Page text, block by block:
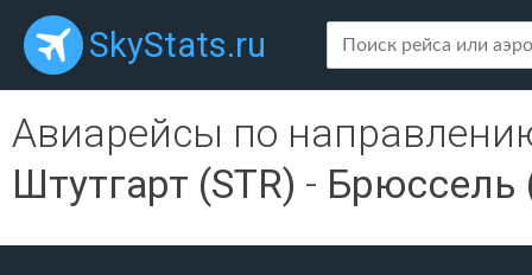
SkyStats.ru
Авиарейсы по
Штутгарт (STR) - Брюссель